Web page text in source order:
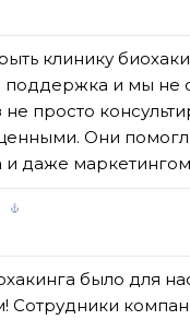
клинику
и мы не
просто
Они
и даже
было для
Сотрудники